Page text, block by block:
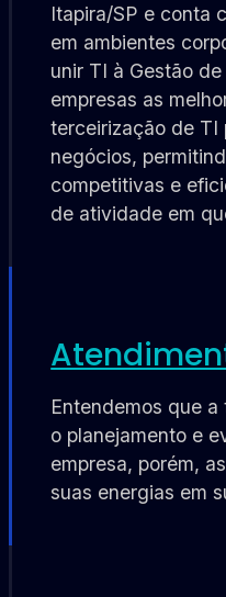
Itapira/SP e conta
em ambientes
unir TI à Gestão
empresas as
terceirização de TI
negócios,
competitivas e
de atividade em
Entendemos que
o planejamento e
empresa, porém,
suas energias em